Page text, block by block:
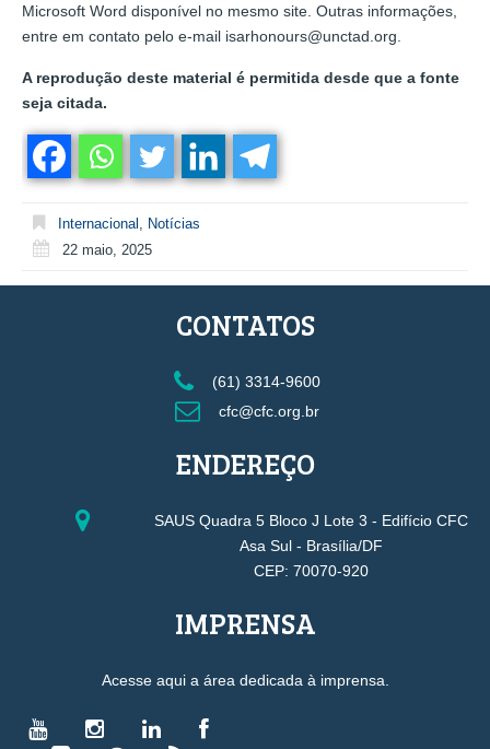
Microsoft Word disponível no mesmo site. Outras informações,
entre em contato pelo e-mail isarhonours@unctad.org.
A reprodução deste material é permitida desde que a fonte
seja citada.
Internacional
Notícias
22 maio, 2025
CONTATOS
(61) 3314-9600
cfc@cfc.org.br
ENDEREÇO
SAUS Quadra 5 Bloco J Lote 3 - Edifício CFC
Asa Sul - Brasília/DF
CEP: 70070-920
IMPRENSA
Acesse aqui a área dedicada à imprensa.